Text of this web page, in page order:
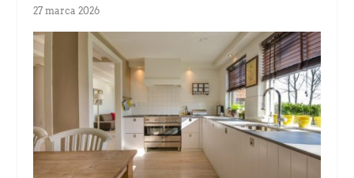
27 marca 2026